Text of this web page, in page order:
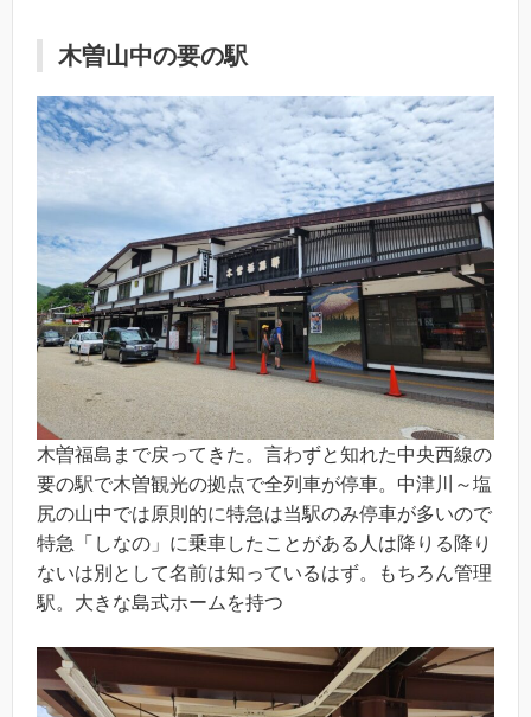
木曽山中の要の駅
木曽福島まで戻ってきた。言わずと知れた中央西線の
要の駅で木曽観光の拠点で全列車が停車。中津川～塩
尻の山中では原則的に特急は当駅のみ停車が多いので
特急「しなの」に乗車したことがある人は降りる降り
ないは別として名前は知っているはず。もちろん管理
駅。大きな島式ホームを持つ